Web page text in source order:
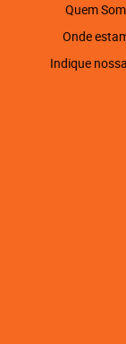
Quem
Onde
Indique